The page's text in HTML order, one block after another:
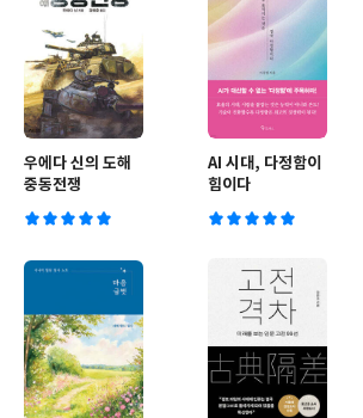
우에다 신의 도해
중동전쟁
AI 시대, 다정함이
힘이다